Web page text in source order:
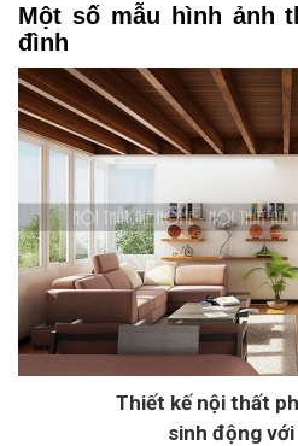
Một số mẫu hình ảnh
đình
Thiết kế nội thất
sinh động